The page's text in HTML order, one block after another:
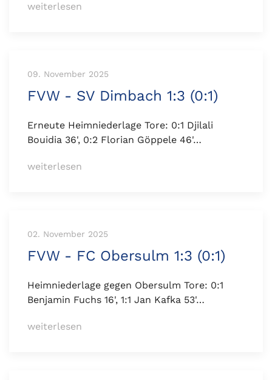
weiterlesen
09. November 2025
FVW - SV Dimbach 1:3 (0:1)
Erneute Heimniederlage Tore: 0:1 Djilali
Bouidia 36', 0:2 Florian Göppele 46'…
weiterlesen
02. November 2025
FVW - FC Obersulm 1:3 (0:1)
Heimniederlage gegen Obersulm Tore: 0:1
Benjamin Fuchs 16', 1:1 Jan Kafka 53'…
weiterlesen